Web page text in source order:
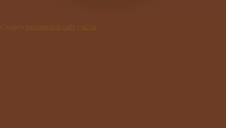
Создать бесплатный сайт с uCoz